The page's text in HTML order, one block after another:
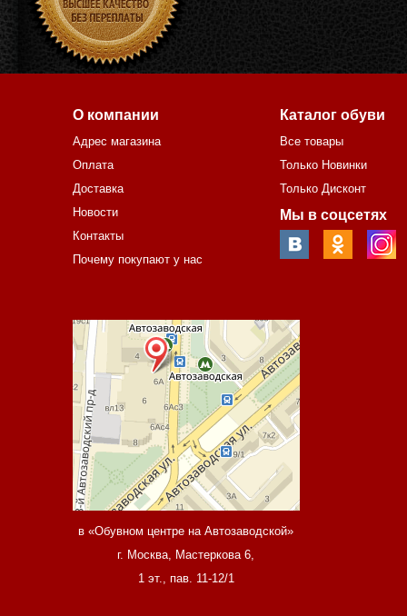
О компании
Адрес магазина
Оплата
Доставка
Новости
Контакты
Почему покупают у нас
Каталог обуви
Все товары
Только Новинки
Только Дисконт
Мы в соцсетях
в «Обувном центре на Автозаводской»
г. Москва, Мастеркова 6,
1 эт., пав. 11-12/1